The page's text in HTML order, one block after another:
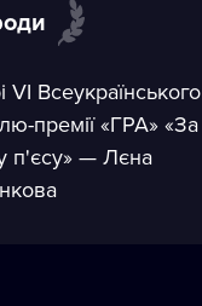
Всеукраїнського
премії «ГРА» «За
п'єсу» — Лєна